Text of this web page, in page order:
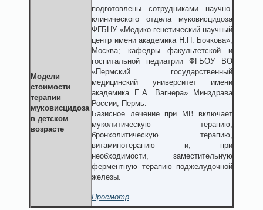
Модели
стоимости
терапии
муковисцидоза
в детском
возрасте
подготовлены сотрудниками научно-
клинического отдела муковисцидоза
ФГБНУ «Медико-генетический научный
центр имени академика Н.П. Бочкова»,
Москва; кафедры факультетской и
госпитальной педиатрии ФГБОУ ВО
«Пермский государственный
медицинский университет имени
академика Е.А. Вагнера» Минздрава
России, Пермь.
Базисное лечение при МВ включает
муколитическую терапию,
бронхолитическую терапию,
витаминотерапию и, при
необходимости, заместительную
ферментную терапию поджелудочной
железы.
Просмотр